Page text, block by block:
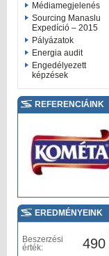
Médiamegjelenés
Sourcing Manaslu
Expedíció – 2015
Pályázatok
Energia audit
Engedélyezett
képzések
REFERENCIÁINK
EREDMÉNYEINK
Beszerzési
érték:
490